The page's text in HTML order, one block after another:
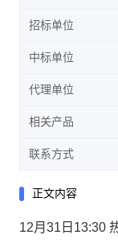
招标单位
中标单位
代理单位
相关产品
联系方式
正文内容
12月31日13:30